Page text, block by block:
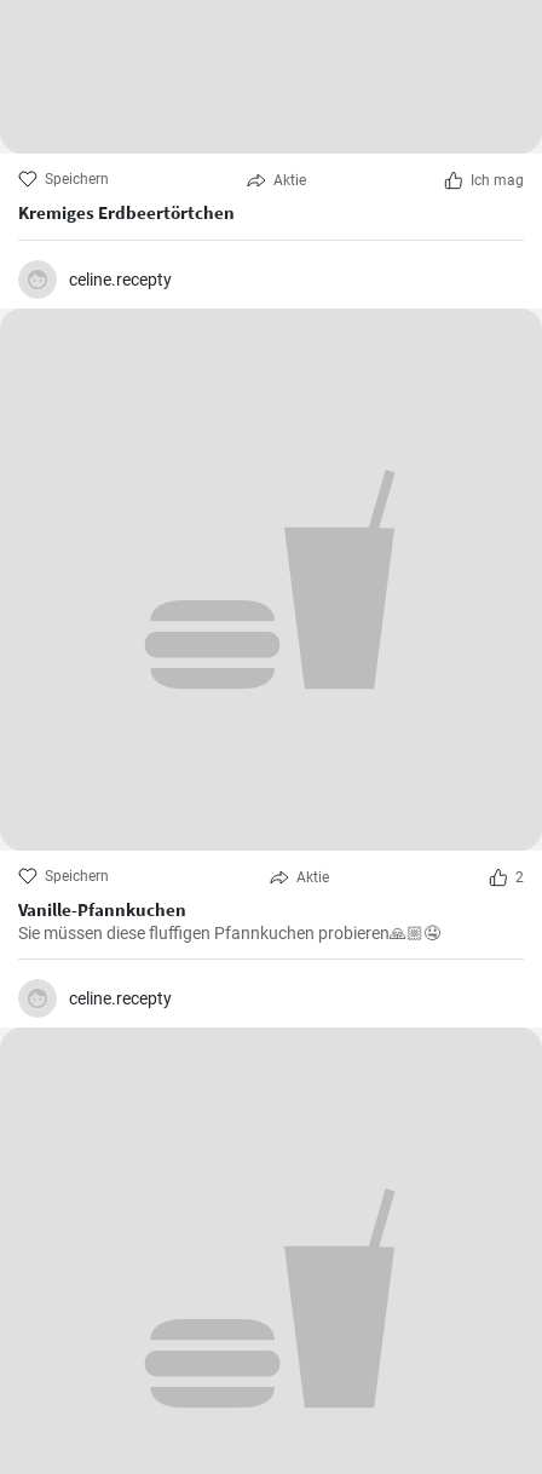
Speichern Aktie Ich mag
Kremiges Erdbeertörtchen
celine.recepty
Speichern Aktie 2
Vanille-Pfannkuchen
Sie müssen diese fluffigen Pfannkuchen probieren🙏🏼🤤
celine.recepty